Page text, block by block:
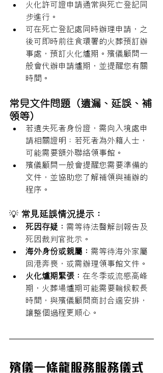
火化許可證申請通常與死亡登記同
步進行。
可在死亡登記處同時辦理申請，之
後可即時前往食環署的火葬預訂辦
事處，預訂火化爐期。殯儀顧問一
般會代辦申請爐期，並提醒您有關
時間。
常見文件問題（遺漏、延誤、補
領等）
若遺失死者身份證，需向入境處申
請相關證明；若死者為外籍人士，
可能需要額外聯絡領事館。
殯儀顧問一般會提醒您需要準備的
文件，並協助您了解補領與補辦的
程序。
💡 常見延誤情況提示：
死因存疑： 需等待法醫解剖報告及
死因裁判官批示。
海外身份或親屬： 需等待海外家屬
回港奔喪，或需辦理領事館文件。
火化爐期緊張： 在冬季或流感高峰
期，火葬場爐期可能需要輪候較長
時間，與殯儀顧問商討合適安排，
讓整個過程更順心。
殯儀一條龍服務服務儀式